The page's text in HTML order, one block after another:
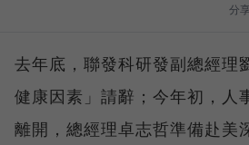
分享
去年底，聯發科研發副總經理
健康因素」請辭；今年初，人
離開，總經理卓志哲準備赴美